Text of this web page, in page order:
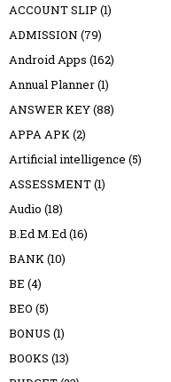
ACCOUNT SLIP (1)
ADMISSION (79)
Android Apps (162)
Annual Planner(1)
ANSWER KEY(88)
APPA APK(2)
Artificial intelligence (5)
ASSESSMENT(1)
Audio (18)
B.Ed M.Ed(16)
BANK(10)
BE (4)
BEO (5)
BONUS (1)
BOOKS (13)